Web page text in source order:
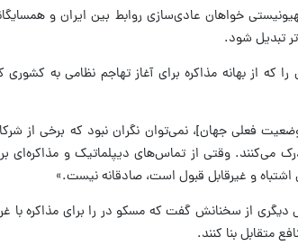
خواهان عادی‌سازی روابط بین ایران و
تبدیل شود.
که از بهانه مذاکره برای آغاز تهاجم نظامی به کشوری
فعلی جهان]، نمی‌توان نگران نبود که برخی از
درک می‌کنند. وقتی از تماس‌های دیپلماتیک و
اشتباه و غیرقابل قبول است، صادقانه نیست.»
از سخنانش گفت که مسکو در را برای مذاکره با
متقابل بنا کنند.